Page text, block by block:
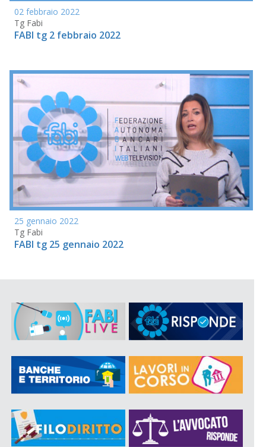
02 febbraio 2022
Tg Fabi
FABI tg 2 febbraio 2022
25 gennaio 2022
Tg Fabi
FABI tg 25 gennaio 2022